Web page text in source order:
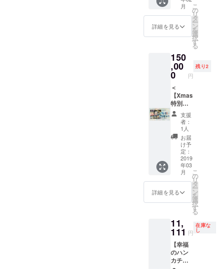
CHANG
Eは"人
わる"が
テーマ
シリー
ズで
す。
CHANG
Eシリー
ズは全3
枚組の
ポスト
カード
セット
です。
「未知
へ飛び
込む」/
CHANG
E」/
AM I」
◆設定
上のペ
イフォ
ワード
(支援)も
大歓迎
です！
美しい
かれて
セー
ジ、受
ング…
全てが
あなた
を導く
前兆で
す。
カード
の内容
が深く
理解で
きた
時、次
の誰か
へ今度
兆を運
ぶ番と
◆Maho
Shono
ポスト
カード
『YES
シリー
担当、
エシカ
ファッ
ション
Liv:ra（
リブ
ラ）と
制作で
す。 ※
素材シ
ルク
100％ /
草木染
め ※縁
の仕様
は変更
される
場合が
ござい
※カラー
は選べ
リーの
葉のど
の部分
のカ
ラーが
やって
し、染
色は草
木染め
を手染
ご確認
＝ ※縁
の仕様
される
場合が
ござい
ます。
※カラー
は選べ
ません
が、ツ
リーの
どの部
分のカ
ラーが
やって
くるか
い。 ※2
月中の
発送を
予定し
ていま
す。
』＋
『Maho
Shono
MEGUR
Iシリー
ズ(3枚
組)』
◆Liv:ra
(リブラ)
シルク
腹
巻”GRA
CE(神の
恵み)”
ずっと
触って
いたく
なるほ
ど、心
地よい
ふわふ
わ触感
ンジュ
で美し
まし
た。■サ
イズ ・
版画 ◆
ポスト
カード
サイズ
レー版
画で
す。ポ
スト
カード
サイズ
の額１
つと絵
が２枚
ついて
いるお
得な
セット
です。
絵を変
えてお
楽しみ
いただ
けま
YES』/
『宝物
を思い
出す』
アーカ
イバル
月
詳細を見る
こ
の
リ
タ
ー
ン
を
選
択
す
る
150
,00
0 円
残り2
＜
【Xmas
特別
セッ
ト】限
定３枚
MahoS
hono新
作絵画
MahoS
honoポ
スト
カード
全20種
Shono
アーカ
イバル
『イン
カの記
憶』 】
支援
者：
1人
お届
け予
定：
2019
年03
月
詳細を見る
こ
の
リ
タ
ー
ン
を
選
択
す
る
11,
111 円
在庫な
し
【幸福
のハン
カチ